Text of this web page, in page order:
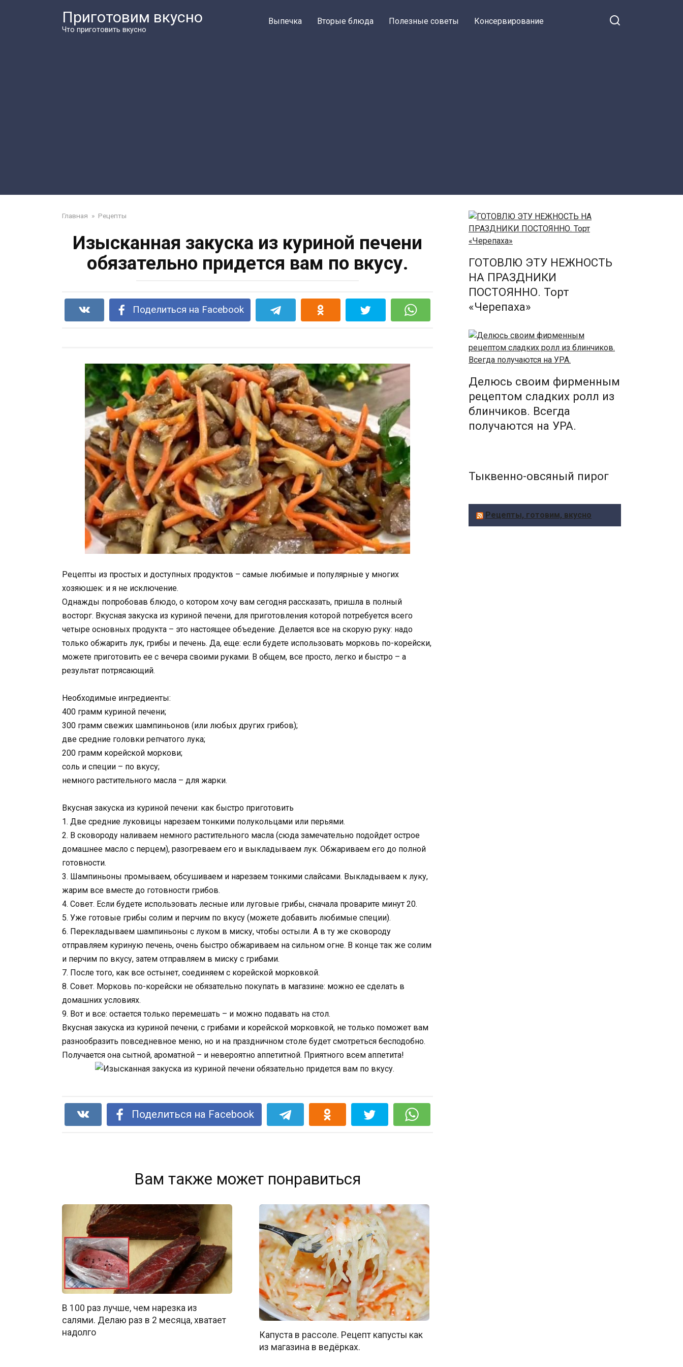
Приготовим вкусно
Что приготовить вкусно
Выпечка Вторые блюда Полезные советы Консервирование
Главная » Рецепты
Изысканная закуска из куриной печени
обязательно придется вам по вкусу.
Поделиться на Facebook
Рецепты из простых и доступных продуктов – самые любимые и популярные у многих
хозяюшек: и я не исключение.
Однажды попробовав блюдо, о котором хочу вам сегодня рассказать, пришла в полный
восторг. Вкусная закуска из куриной печени, для приготовления которой потребуется всего
четыре основных продукта – это настоящее объедение. Делается все на скорую руку: надо
только обжарить лук, грибы и печень. Да, еще: если будете использовать морковь по-корейски,
можете приготовить ее с вечера своими руками. В общем, все просто, легко и быстро – а
результат потрясающий.
Необходимые ингредиенты:
400 грамм куриной печени;
300 грамм свежих шампиньонов (или любых других грибов);
две средние головки репчатого лука;
200 грамм корейской моркови;
соль и специи – по вкусу;
немного растительного масла – для жарки.
Вкусная закуска из куриной печени: как быстро приготовить
1. Две средние луковицы нарезаем тонкими полукольцами или перьями.
2. В сковороду наливаем немного растительного масла (сюда замечательно подойдет острое
домашнее масло с перцем), разогреваем его и выкладываем лук. Обжариваем его до полной
готовности.
3. Шампиньоны промываем, обсушиваем и нарезаем тонкими слайсами. Выкладываем к луку,
жарим все вместе до готовности грибов.
4. Совет. Если будете использовать лесные или луговые грибы, сначала проварите минут 20.
5. Уже готовые грибы солим и перчим по вкусу (можете добавить любимые специи).
6. Перекладываем шампиньоны с луком в миску, чтобы остыли. А в ту же сковороду
отправляем куриную печень, очень быстро обжариваем на сильном огне. В конце так же солим
и перчим по вкусу, затем отправляем в миску с грибами.
7. После того, как все остынет, соединяем с корейской морковкой.
8. Совет. Морковь по-корейски не обязательно покупать в магазине: можно ее сделать в
домашних условиях.
9. Вот и все: остается только перемешать – и можно подавать на стол.
Вкусная закуска из куриной печени, с грибами и корейской морковкой, не только поможет вам
разнообразить повседневное меню, но и на праздничном столе будет смотреться бесподобно.
Получается она сытной, ароматной – и невероятно аппетитной. Приятного всем аппетита!
Поделиться на Facebook
Вам также может понравиться
В 100 раз лучше, чем нарезка из
салями. Делаю раз в 2 месяца, хватает
надолго
Капуста в рассоле. Рецепт капусты как
из магазина в ведёрках.
ГОТОВЛЮ ЭТУ НЕЖНОСТЬ
НА ПРАЗДНИКИ
ПОСТОЯННО. Торт
«Черепаха»
Делюсь своим фирменным
рецептом cладких ролл из
блинчиков. Всегда
получаются на УРА.
Тыквенно-овсяный пирог
Рецепты, готовим, вкусно